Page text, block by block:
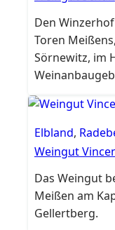
Den
Toren
Sörnewitz, im
Elbland,
Weingut
Das Weingut
Meißen am
Gellertberg.